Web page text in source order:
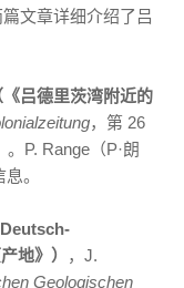
文章详细介绍了吕
吕德里茨湾附近的
，第 26
P. Range（P·朗
。
地》）
，J.
Geologischen